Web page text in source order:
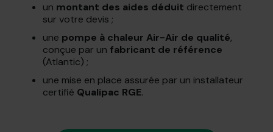
un montant des aides déduit directement
sur votre devis ;
une pompe à chaleur Air-Air de qualité,
conçue par un fabricant de référence
(Atlantic) ;
une mise en place assurée par un installateur
certifié Qualipac RGE.